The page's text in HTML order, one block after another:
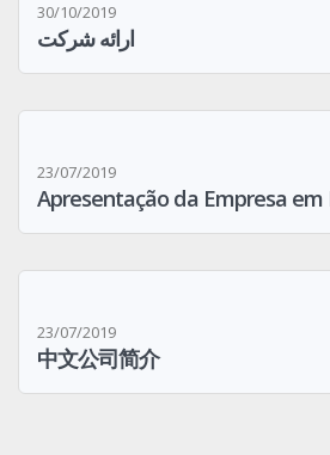
30/10/2019
ارائه شرکت
23/07/2019
Apresentação da Empresa
23/07/2019
中文公司简介